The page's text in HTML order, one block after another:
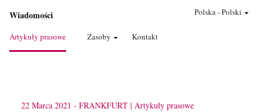
Wiadomości
Artykuły prasowe Zasoby Kontakt
Polska-Polski
22 Marca 2021 - FRANKFURT Artykuły prasowe